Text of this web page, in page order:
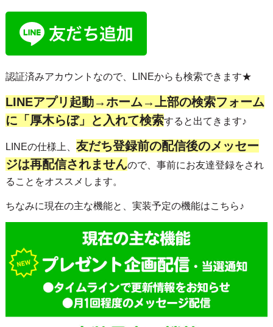
認証済みアカウントなので、LINEからも検索できます★
LINEアプリ起動→ホーム→上部の検索フォーム
に「厚木らぼ」と入れて検索すると出てきます♪
LINEの仕様上、 友だち登録前の配信後のメッセー
ジは再配信されませんので、事前にお友達登録をされ
ることをオススメします。
ちなみに現在の主な機能と、実装予定の機能はこちら♪